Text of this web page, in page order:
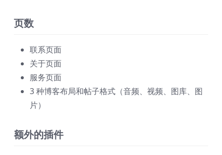
页数
联系页面
关于页面
服务页面
3 种博客布局和帖子格式（音频、视频、图库、图
片）
额外的插件